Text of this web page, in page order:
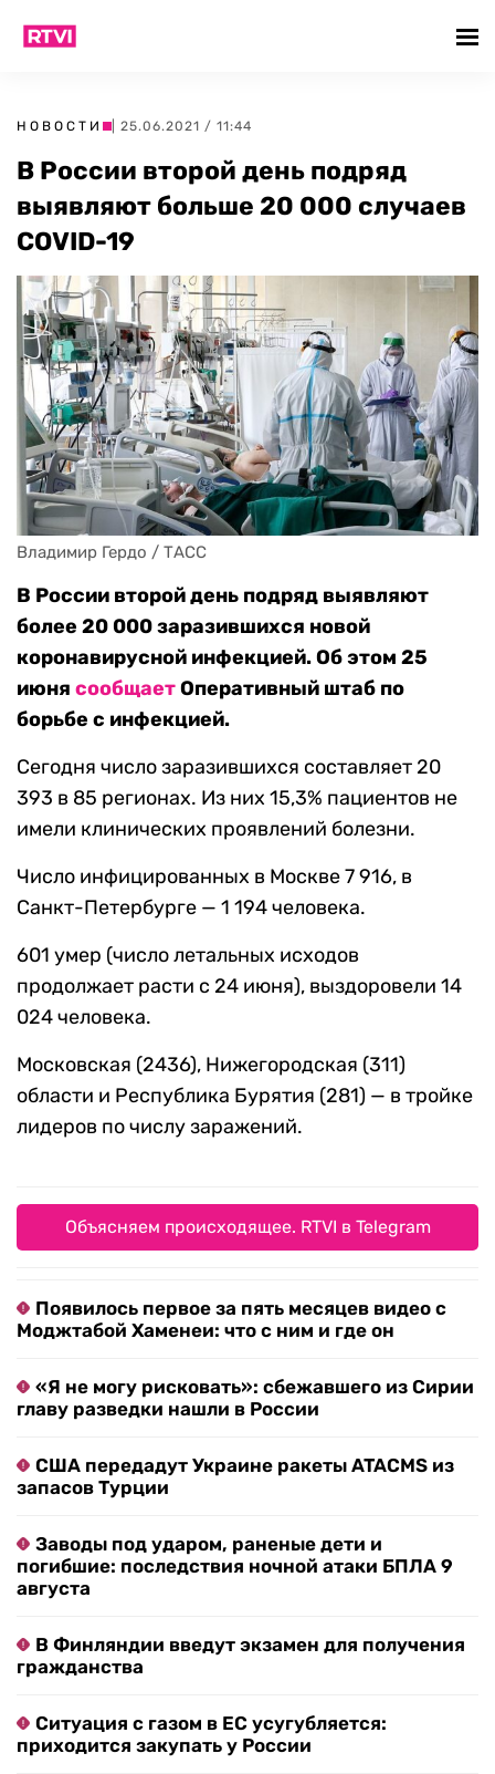
НОВОСТИ | 25.06.2021 / 11:44
В России второй день подряд
выявляют больше 20 000 случаев
COVID-19
Владимир Гердо / ТАСС
В России второй день подряд выявляют
более 20 000 заразившихся новой
коронавирусной инфекцией. Об этом 25
июня сообщаетОперативный штаб по
борьбе с инфекцией.
Сегодня число заразившихся составляет 20
393 в 85 регионах. Из них 15,3% пациентов не
имели клинических проявлений болезни.
Число инфицированных в Москве 7 916, в
Санкт-Петербурге — 1 194 человека.
601 умер (число летальных исходов
продолжает расти с 24 июня), выздоровели 14
024 человека.
Московская (2436), Нижегородская (311)
области и Республика Бурятия (281) — в тройке
лидеров по числу заражений.
Объясняем происходящее. RTVI в Telegram
Появилось первое за пять месяцев видео с
Моджтабой Хаменеи: что с ним и где он
«Я не могу рисковать»: сбежавшего из Сирии
главу разведки нашли в России
США передадут Украине ракеты ATACMS из
запасов Турции
Заводы под ударом, раненые дети и
погибшие: последствия ночной атаки БПЛА 9
августа
В Финляндии введут экзамен для получения
гражданства
Ситуация с газом в ЕС усугубляется:
приходится закупать у России